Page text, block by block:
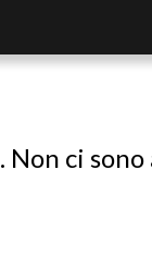
Non ci